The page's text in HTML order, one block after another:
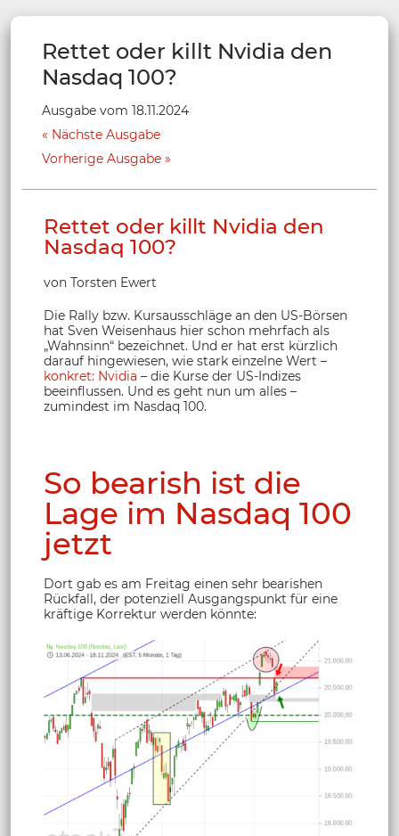
Rettet oder killt Nvidia den
Nasdaq 100?
Ausgabe vom 18.11.2024
Nächste Ausgabe
Vorherige Ausgabe
Rettet oder killt Nvidia den
Nasdaq 100?
von Torsten Ewert
Die Rally bzw. Kursausschläge an den US-Börsen
hat Sven Weisenhaus hier schon mehrfach als
„Wahnsinn“ bezeichnet. Und er hat erst kürzlich
darauf hingewiesen, wie stark einzelne Wert –
konkret: Nvidia – die Kurse der US-Indizes
beeinflussen. Und es geht nun um alles –
zumindest im Nasdaq 100.
So bearish ist die
Lage im Nasdaq 100
jetzt
Dort gab es am Freitag einen sehr bearishen
Rückfall, der potenziell Ausgangspunkt für eine
kräftige Korrektur werden könnte: